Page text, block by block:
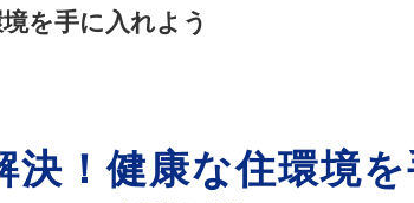
を手に入れよう
！健康な住環境を